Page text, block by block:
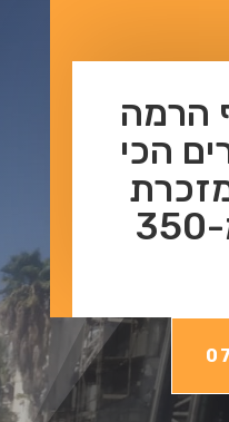
הרמה
הכי
בתיה החל מ-350